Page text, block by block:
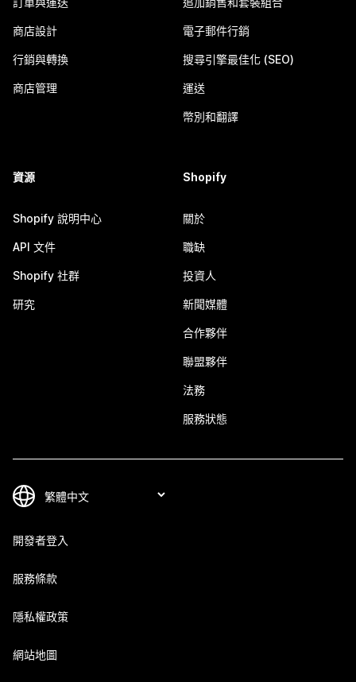
商店設計
行銷與轉換
商店管理
電子郵件行銷
搜尋引擎最佳化 (SEO)
運送
幣別和翻譯
資源
Shopify 說明中心
API 文件
Shopify 社群
研究
Shopify
關於
職缺
投資人
新聞媒體
合作夥伴
聯盟夥伴
法務
服務狀態
開發者登入
服務條款
隱私權政策
網站地圖